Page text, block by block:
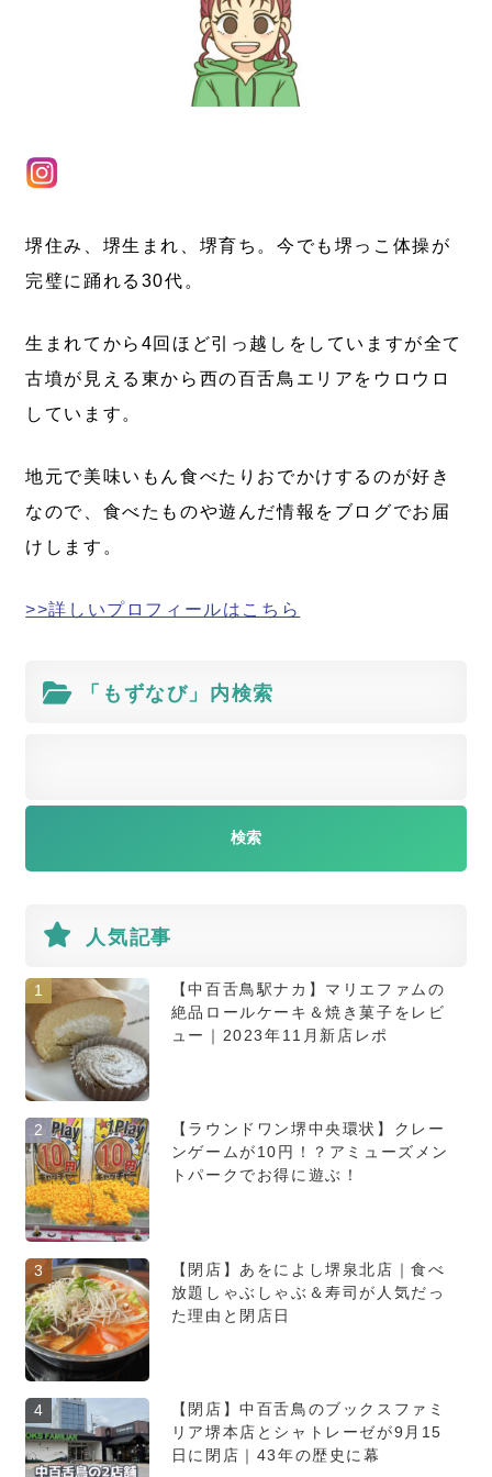
堺住み、堺生まれ、堺育ち。今でも堺っこ体操が
完璧に踊れる30代。
生まれてから4回ほど引っ越しをしていますが全て
古墳が見える東から西の百舌鳥エリアをウロウロ
しています。
地元で美味いもん食べたりおでかけするのが好き
なので、食べたものや遊んだ情報をブログでお届
けします。
>>詳しいプロフィールはこちら
「もずなび」内検索
人気記事
1
【中百舌鳥駅ナカ】マリエファムの
絶品ロールケーキ＆焼き菓子をレビ
ュー｜2023年11月新店レポ
2
【ラウンドワン堺中央環状】クレー
ンゲームが10円！？アミューズメン
トパークでお得に遊ぶ！
3
【閉店】あをによし堺泉北店｜食べ
放題しゃぶしゃぶ＆寿司が人気だっ
た理由と閉店日
4
【閉店】中百舌鳥のブックスファミ
リア堺本店とシャトレーゼが9月15
日に閉店｜43年の歴史に幕